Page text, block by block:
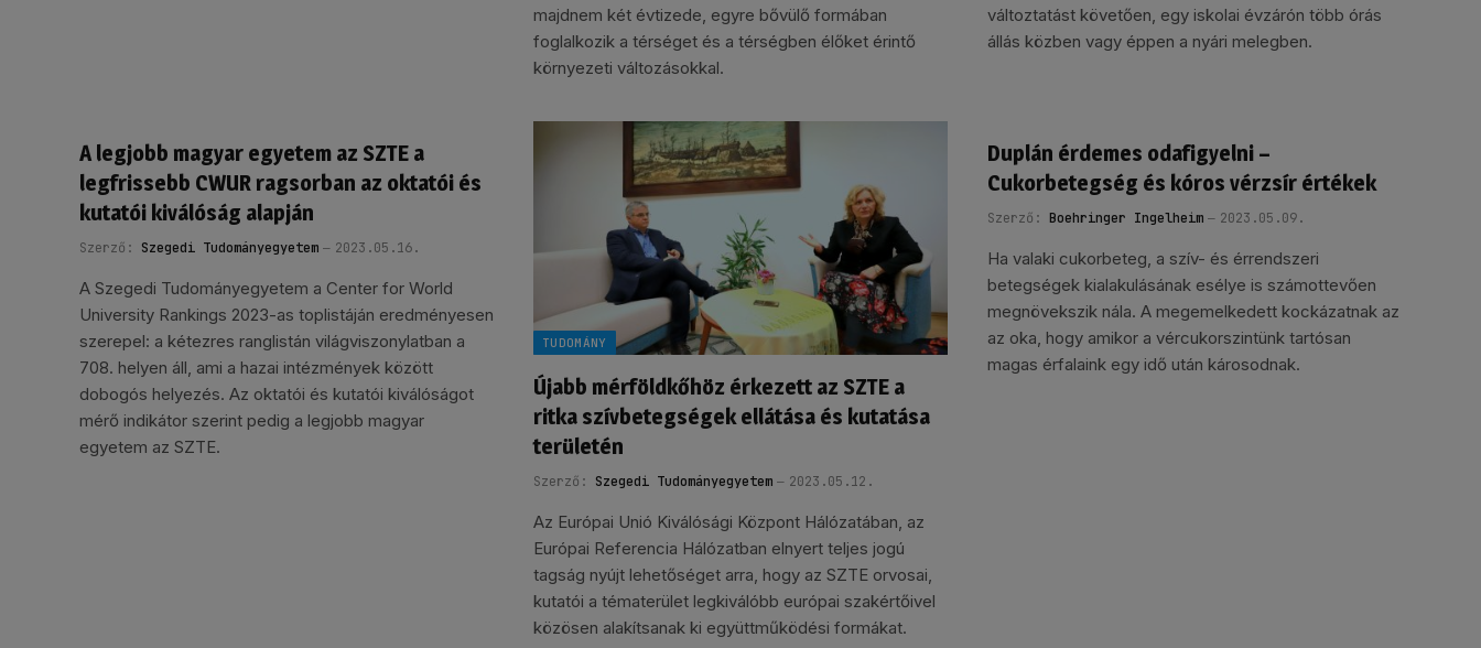
majdnem két évtizede, egyre bővülő formában
foglalkozik a térséget és a térségben élőket érintő
környezeti változásokkal.
változtatást követően, egy iskolai évzárón több órás
állás közben vagy éppen a nyári melegben.
A legjobb magyar egyetem az SZTE a
legfrissebb CWUR ragsorban az oktatói és
kutatói kiválóság alapján
Szerző: Szegedi Tudományegyetem 2023.05.16.
A Szegedi Tudományegyetem a Center for World
University Rankings 2023-as toplistáján eredményesen
szerepel: a kétezres ranglistán világviszonylatban a
708. helyen áll, ami a hazai intézmények között
dobogós helyezés. Az oktatói és kutatói kiválóságot
mérő indikátor szerint pedig a legjobb magyar
egyetem az SZTE.
TUDOMÁNY
Újabb mérföldkőhöz érkezett az SZTE a
ritka szívbetegségek ellátása és kutatása
területén
Szerző: Szegedi Tudományegyetem 2023.05.12.
Az Európai Unió Kiválósági Központ Hálózatában, az
Európai Referencia Hálózatban elnyert teljes jogú
tagság nyújt lehetőséget arra, hogy az SZTE orvosai,
kutatói a tématerület legkiválóbb európai szakértőivel
közösen alakítsanak ki együttműködési formákat.
Duplán érdemes odafigyelni –
Cukorbetegség és kóros vérzsír értékek
Szerző: Boehringer Ingelheim 2023.05.09.
Ha valaki cukorbeteg, a szív- és érrendszeri
betegségek kialakulásának esélye is számottevően
megnövekszik nála. A megemelkedett kockázatnak az
az oka, hogy amikor a vércukorszintünk tartósan
magas érfalaink egy idő után károsodnak.